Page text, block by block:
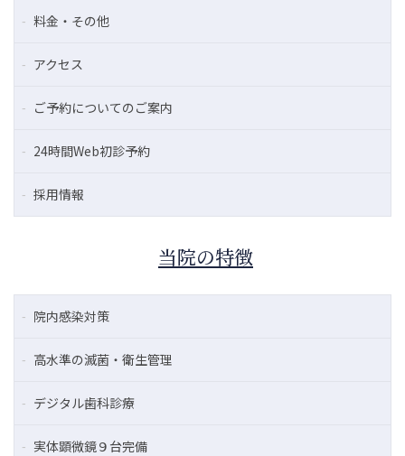
料金・その他
アクセス
ご予約についてのご案内
24時間Web初診予約
採用情報
当院の特徴
院内感染対策
高水準の滅菌・衛生管理
デジタル歯科診療
実体顕微鏡９台完備